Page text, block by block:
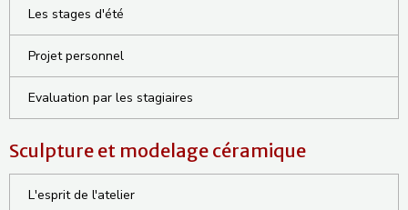
Les stages d'été
Projet personnel
Evaluation par les stagiaires
Sculpture et modelage céramique
L'esprit de l'atelier